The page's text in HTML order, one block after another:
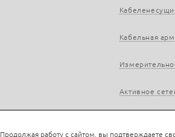
Кабельная
Активное
Продолжая работу с сайтом, вы подтверждаете